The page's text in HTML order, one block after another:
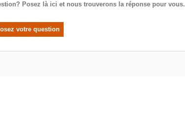
Posez là ici et nous trouverons la réponse pour vous.
votre question